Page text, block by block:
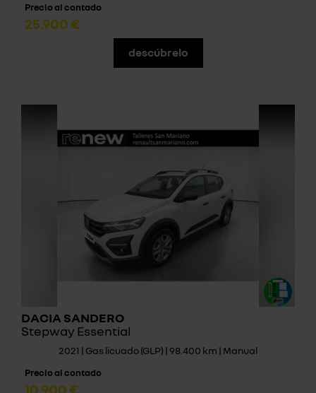
Precio al contado
25.900 €
descúbrelo
DACIA SANDERO
Stepway Essential
2021 | Gas licuado (GLP) | 98.400 km | Manual
Precio al contado
10.900 €